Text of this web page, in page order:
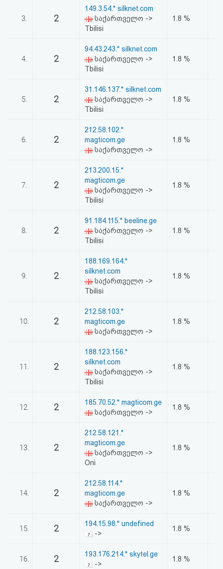
და
პასუხისმგებლობის
3. 2
149.3.54.* silknet.com
საქართველო ->
Tbilisi
1.8 %
4. 2
94.43.243.* silknet.com
საქართველო ->
Tbilisi
1.8 %
5. 2
31.146.137.* silknet.com
საქართველო ->
Tbilisi
1.8 %
6. 2
212.58.102.*
magticom.ge
საქართველო ->
1.8 %
7. 2
213.200.15.*
magticom.ge
საქართველო ->
Tbilisi
1.8 %
8. 2
91.184.115.* beeline.ge
საქართველო ->
Tbilisi
1.8 %
9. 2
188.169.164.*
silknet.com
საქართველო ->
Tbilisi
1.8 %
10. 2
212.58.103.*
magticom.ge
საქართველო ->
1.8 %
11. 2
188.123.156.*
silknet.com
საქართველო ->
Tbilisi
1.8 %
12. 2
185.70.52.* magticom.ge
საქართველო ->
1.8 %
13. 2
212.58.121.*
magticom.ge
საქართველო ->
Oni
1.8 %
14. 2
212.58.114.*
magticom.ge
საქართველო ->
1.8 %
15. 2
194.15.98.* undefined
->
1.8 %
16. 2
193.176.214.* skytel.ge
->
1.8 %